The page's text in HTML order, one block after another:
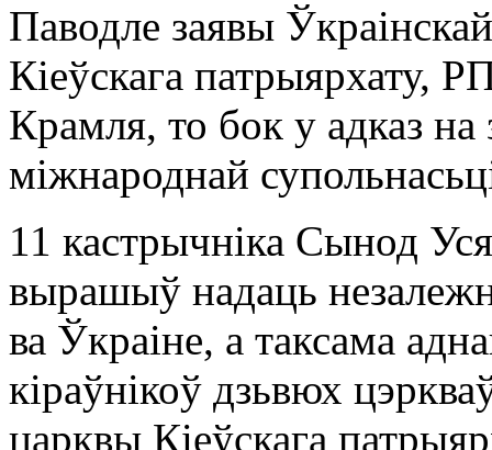
Паводле заявы
Кіеўскага патрыярхату,
Крамля, то бок у адказ
міжнароднай
11 кастрычніка Сынод
вырашыў надаць
ва Ўкраіне, а таксама
кіраўнікоў дзьвюх
царквы Кіеўскага